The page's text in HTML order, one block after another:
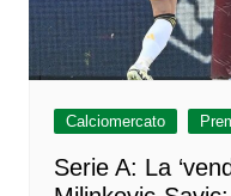
Calciomercato
Serie A: La